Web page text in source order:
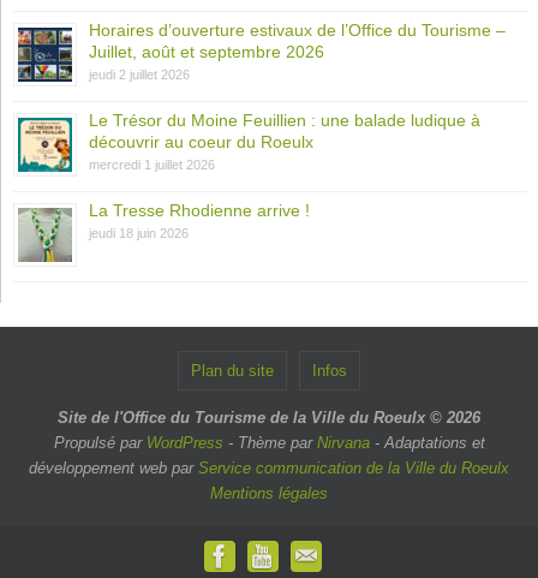
Horaires d’ouverture estivaux de l’Office du Tourisme –
Juillet, août et septembre 2026
jeudi 2 juillet 2026
Le Trésor du Moine Feuillien : une balade ludique à
découvrir au coeur du Roeulx
mercredi 1 juillet 2026
La Tresse Rhodienne arrive !
jeudi 18 juin 2026
Plan du site Infos
Site de l'Office du Tourisme de la Ville du Roeulx © 2026
Propulsé par WordPress - Thème par Nirvana- Adaptations et
développement web par Service communication de la Ville du Roeulx
Mentions légales